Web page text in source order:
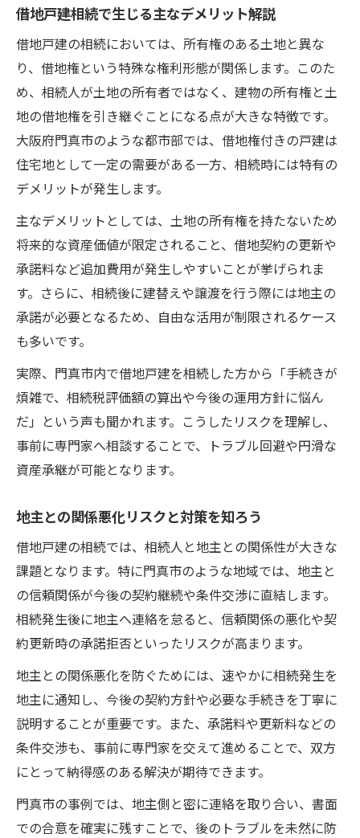
借地戸建相続で生じる主なデメリット解説
借地戸建の相続においては、所有権のある土地と異な
り、借地権という特殊な権利形態が関係します。このた
め、相続人が土地の所有者ではなく、建物の所有権と土
地の借地権を引き継ぐことになる点が大きな特徴です。
大阪府門真市のような都市部では、借地権付きの戸建は
住宅地として一定の需要がある一方、相続時には特有の
デメリットが発生します。
主なデメリットとしては、土地の所有権を持たないため
将来的な資産価値が限定されること、借地契約の更新や
承諾料など追加費用が発生しやすいことが挙げられま
す。さらに、相続後に建替えや譲渡を行う際には地主の
承諾が必要となるため、自由な活用が制限されるケース
も多いです。
実際、門真市内で借地戸建を相続した方から「手続きが
煩雑で、相続税評価額の算出や今後の運用方針に悩ん
だ」という声も聞かれます。こうしたリスクを理解し、
事前に専門家へ相談することで、トラブル回避や円滑な
資産承継が可能となります。
地主との関係悪化リスクと対策を知ろう
借地戸建の相続では、相続人と地主との関係性が大きな
課題となります。特に門真市のような地域では、地主と
の信頼関係が今後の契約継続や条件交渉に直結します。
相続発生後に地主へ連絡を怠ると、信頼関係の悪化や契
約更新時の承諾拒否といったリスクが高まります。
地主との関係悪化を防ぐためには、速やかに相続発生を
地主に通知し、今後の契約方針や必要な手続きを丁寧に
説明することが重要です。また、承諾料や更新料などの
条件交渉も、事前に専門家を交えて進めることで、双方
にとって納得感のある解決が期待できます。
門真市の事例では、地主側と密に連絡を取り合い、書面
での合意を確実に残すことで、後のトラブルを未然に防